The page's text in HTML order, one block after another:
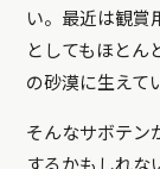
い。最近は観賞
としてもほとん
の砂漠に生えて
そんなサボテン